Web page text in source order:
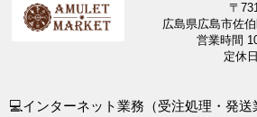
〒
広島県広島市佐
営業時間
定休
💻インターネット業務（受注処理・発